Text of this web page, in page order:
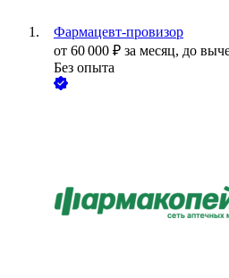
Фармацевт-провизор
от 60 000 ₽ за месяц, до
Без опыта